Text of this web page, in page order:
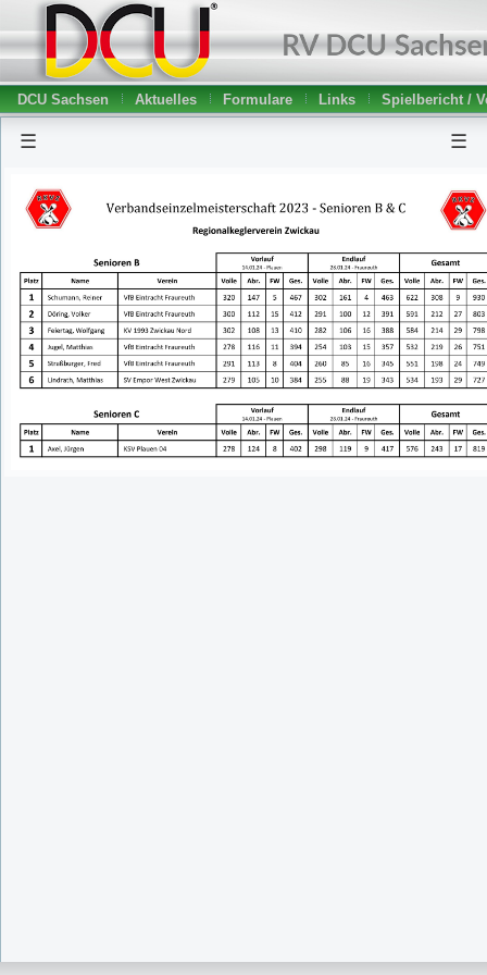
DCU Sachsen Aktuelles Formulare Links Spielbericht /
☰ ☰